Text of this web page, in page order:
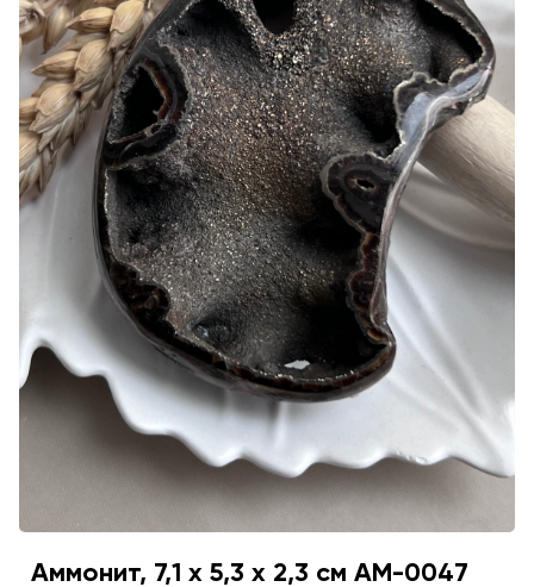
Аммонит, 7,1 х 5,3 х 2,3 см AM-0047